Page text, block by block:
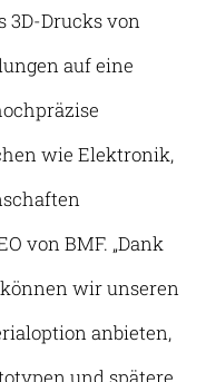
3D-Drucks von
auf eine
wie Elektronik,
von BMF. „Dank
wir unseren
anbieten,